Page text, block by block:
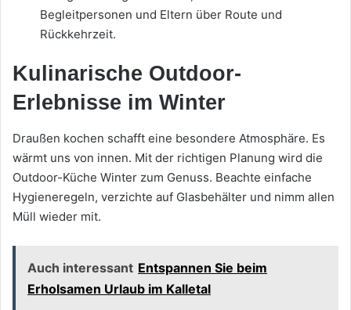
Begleitpersonen und Eltern über Route und
Rückkehrzeit.
Kulinarische Outdoor-
Erlebnisse im Winter
Draußen kochen schafft eine besondere Atmosphäre. Es
wärmt uns von innen. Mit der richtigen Planung wird die
Outdoor-Küche Winter zum Genuss. Beachte einfache
Hygieneregeln, verzichte auf Glasbehälter und nimm allen
Müll wieder mit.
Auch interessant Entspannen Sie beim
Erholsamen Urlaub im Kalletal